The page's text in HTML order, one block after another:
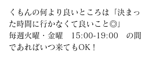
くもんの何より良いところは「決まっ
た時間に行かなくて良いこと◎」
毎週火曜・金曜　15:00-19:00　の間
であればいつ来てもOK！